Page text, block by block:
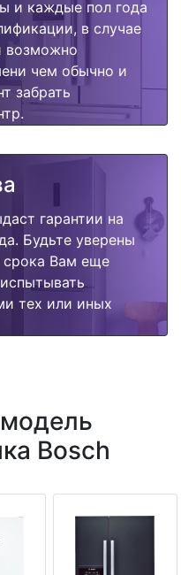
и каждые пол года
в случае
возможно
чем обычно и
забрать
гарантии на
Будьте уверены
срока Вам еще
тех или иных
Bosch